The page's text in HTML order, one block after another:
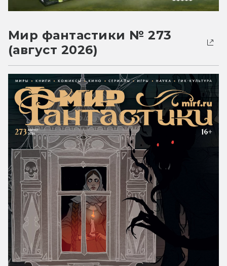
Мир фантастики № 273
(август 2026)